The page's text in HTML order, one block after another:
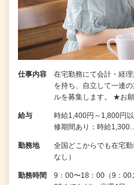
仕事内容
在宅勤務にて会計・経
を持ち、自立して一連
ルを募集します。 ★お
給与
時給1,400円～1,800円
修期間あり：時給
勤務地
全国どこからでも在宅
なし）
勤務時間
9：00〜18：00（9：00